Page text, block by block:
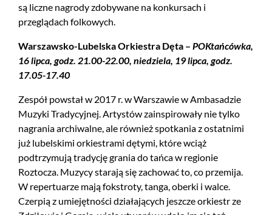
są liczne nagrody zdobywane na konkursach i
przeglądach folkowych.
Warszawsko-Lubelska Orkiestra Dęta – POKtańcówka,
16 lipca, godz. 21.00-22.00, niedziela, 19 lipca, godz.
17.05-17.40
Zespół powstał w 2017 r. w Warszawie w Ambasadzie
Muzyki Tradycyjnej. Artystów zainspirowały nie tylko
nagrania archiwalne, ale również spotkania z ostatnimi
już lubelskimi orkiestrami dętymi, które wciąż
podtrzymują tradycję grania do tańca w regionie
Roztocza. Muzycy starają się zachować to, co przemija.
W repertuarze mają fokstroty, tanga, oberki i walce.
Czerpią z umiejętności działających jeszcze orkiestr ze